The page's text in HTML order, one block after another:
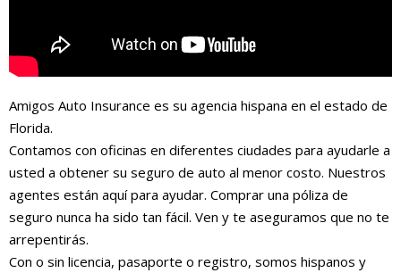
Amigos Auto Insurance es su agencia hispana en el estado de
Florida.
Contamos con oficinas en diferentes ciudades para ayudarle a
usted a obtener su seguro de auto al menor costo. Nuestros
agentes están aquí para ayudar. Comprar una póliza de
seguro nunca ha sido tan fácil. Ven y te aseguramos que no te
arrepentirás.
Con o sin licencia, pasaporte o registro, somos hispanos y